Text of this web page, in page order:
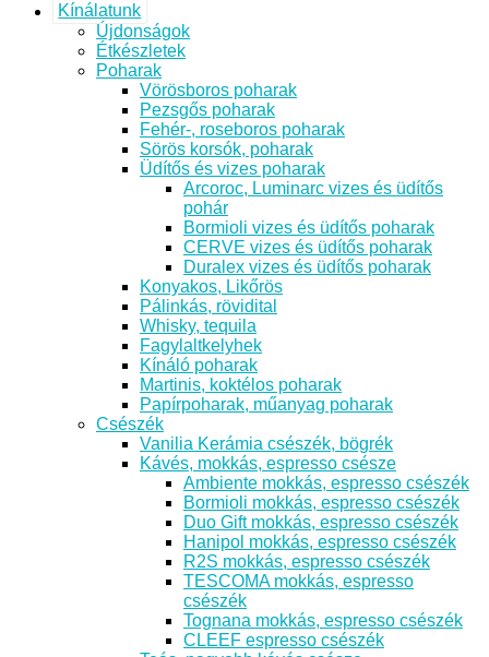
Kínálatunk
Újdonságok
Étkészletek
Poharak
Vörösboros poharak
Pezsgős poharak
Fehér-, roseboros poharak
Sörös korsók, poharak
Üdítős és vizes poharak
Arcoroc, Luminarc vizes és üdítős
pohár
Bormioli vizes és üdítős poharak
CERVE vizes és üdítős poharak
Duralex vizes és üdítős poharak
Konyakos, Likőrös
Pálinkás, rövidital
Whisky, tequila
Fagylaltkelyhek
Kínáló poharak
Martinis, koktélos poharak
Papírpoharak, műanyag poharak
Csészék
Vanilia Kerámia csészék, bögrék
Kávés, mokkás, espresso csésze
Ambiente mokkás, espresso csészék
Bormioli mokkás, espresso csészék
Duo Gift mokkás, espresso csészék
Hanipol mokkás, espresso csészék
R2S mokkás, espresso csészék
TESCOMA mokkás, espresso
csészék
Tognana mokkás, espresso csészék
CLEEF espresso csészék